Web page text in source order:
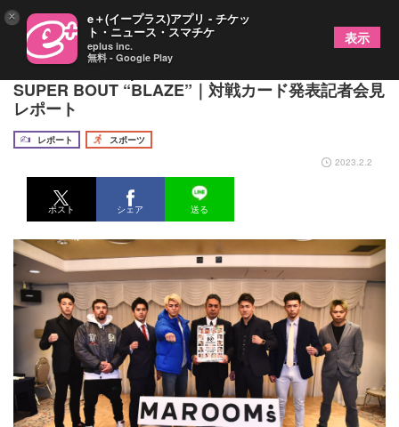
3.5 MAROOMS presents KNOCK OUT 2023
SUPER BOUT “BLAZE”｜対戦カード発表記者会見
レポート
レポート
スポーツ
2023.2.2
ポスト シェア 送る
× e＋(イープラス)アプリ - チケッ
ト・ニュース・スマチケ
eplus inc.
無料 - Google Play
表示